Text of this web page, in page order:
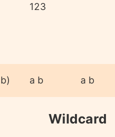
123
a b a b
Wildcard